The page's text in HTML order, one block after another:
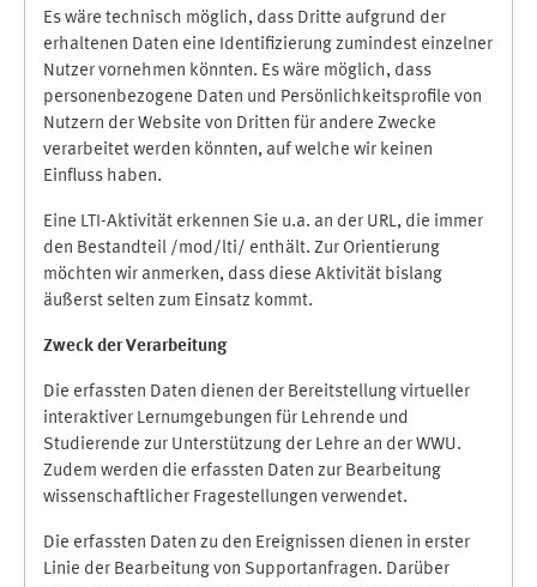
Es wäre technisch möglich, dass Dritte aufgrund der
erhaltenen Daten eine Identifizierung zumindest einzelner
Nutzer vornehmen könnten. Es wäre möglich, dass
personenbezogene Daten und Persönlichkeitsprofile von
Nutzern der Website von Dritten für andere Zwecke
verarbeitet werden könnten, auf welche wir keinen
Einfluss haben.
Eine LTI-Aktivität erkennen Sie u.a. an der URL, die immer
den Bestandteil /mod/lti/ enthält. Zur Orientierung
möchten wir anmerken, dass diese Aktivität bislang
äußerst selten zum Einsatz kommt.
Zweck der Verarbeitung
Die erfassten Daten dienen der Bereitstellung virtueller
interaktiver Lernumgebungen für Lehrende und
Studierende zur Unterstützung der Lehre an der WWU.
Zudem werden die erfassten Daten zur Bearbeitung
wissenschaftlicher Fragestellungen verwendet.
Die erfassten Daten zu den Ereignissen dienen in erster
Linie der Bearbeitung von Supportanfragen. Darüber